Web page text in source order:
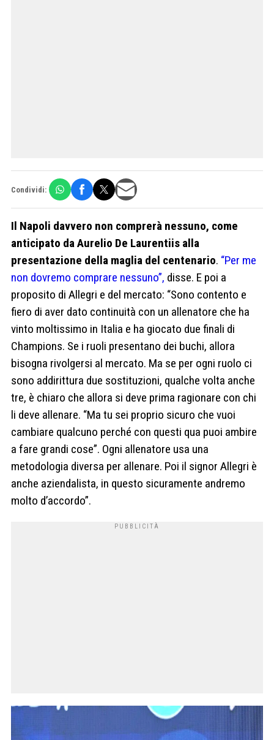
Condividi:
Il Napoli davvero non comprerà nessuno, come
anticipato da Aurelio De Laurentiis alla
presentazione della maglia del centenario. “Per me
non dovremo comprare nessuno”, disse. E poi a
proposito di Allegri e del mercato: “Sono contento e
fiero di aver dato continuità con un allenatore che ha
vinto moltissimo in Italia e ha giocato due finali di
Champions. Se i ruoli presentano dei buchi, allora
bisogna rivolgersi al mercato. Ma se per ogni ruolo ci
sono addirittura due sostituzioni, qualche volta anche
tre, è chiaro che allora si deve prima ragionare con chi
li deve allenare. “Ma tu sei proprio sicuro che vuoi
cambiare qualcuno perché con questi qua puoi ambire
a fare grandi cose”. Ogni allenatore usa una
metodologia diversa per allenare. Poi il signor Allegri è
anche aziendalista, in questo sicuramente andremo
molto d’accordo”.